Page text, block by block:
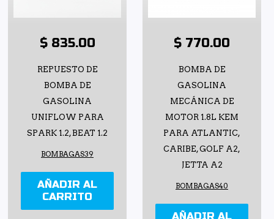
$ 835.00
REPUESTO DE
BOMBA DE
GASOLINA
UNIFLOW PARA
SPARK 1.2, BEAT 1.2
BOMBAGAS39
AÑADIR AL
CARRITO
$ 770.00
BOMBA DE
GASOLINA
MECÁNICA DE
MOTOR 1.8L KEM
PARA ATLANTIC,
CARIBE, GOLF A2,
JETTA A2
BOMBAGAS40
AÑADIR AL